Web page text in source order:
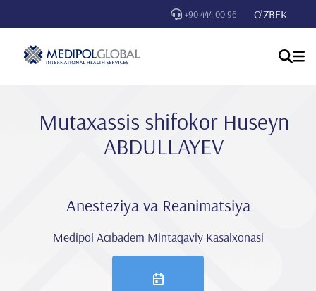
+90 444 00 96 O'ZBEK
Mutaxassis shifokor Huseyn
ABDULLAYEV
Anesteziya va Reanimatsiya
Medipol Acıbadem Mintaqaviy Kasalxonasi